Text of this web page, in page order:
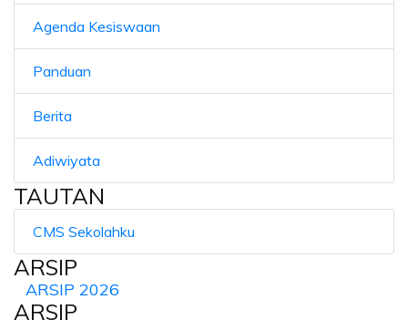
Agenda Kesiswaan
Panduan
Berita
Adiwiyata
TAUTAN
CMS Sekolahku
ARSIP
ARSIP 2026
ARSIP